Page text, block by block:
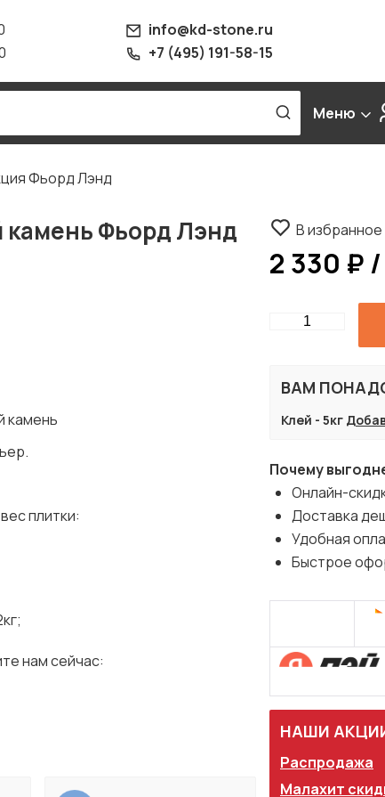
info@kd-stone.ru
+7 (495) 191-58-15
Меню
Фьорд Лэнд
камень Фьорд Лэнд
камень
плитки:
нам сейчас:
В избранное
2 330 ₽
Quantity
ВАМ
Клей - 5кг
Почему
Онлайн-
Доставка
Удобная
Быстрое
НАШИ
Распродажа
Малахит